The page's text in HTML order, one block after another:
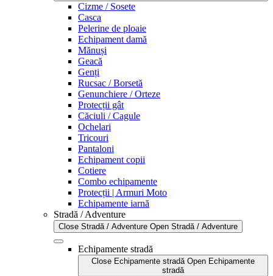
Cizme / Sosete
Casca
Pelerine de ploaie
Echipament damă
Mănuși
Geacă
Genți
Rucsac / Borsetă
Genunchiere / Orteze
Protecții gât
Căciuli / Cagule
Ochelari
Tricouri
Pantaloni
Echipament copii
Cotiere
Combo echipamente
Protecții | Armuri Moto
Echipamente iarnă
Stradă / Adventure
Close Stradă / Adventure Open Stradă / Adventure
Echipamente stradă
Close Echipamente stradă Open Echipamente
stradă